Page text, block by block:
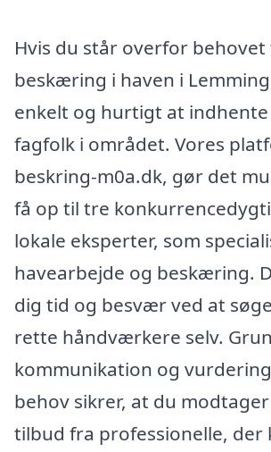
Hvis du står overfor
beskæring i haven i
enkelt og hurtigt at
fagfolk i området. Vores
beskring-m0a.dk, gør det
få op til tre
lokale eksperter, som
havearbejde og beskæring.
dig tid og besvær ved at
rette håndværkere selv.
kommunikation og
behov sikrer, at du
tilbud fra professionelle, der